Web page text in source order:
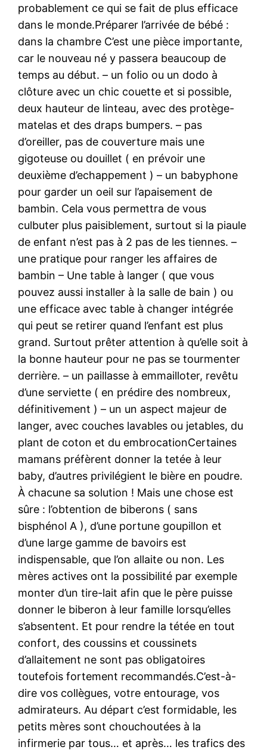
probablement ce qui se fait de plus efficace
dans le monde.Préparer l’arrivée de bébé :
dans la chambre C’est une pièce importante,
car le nouveau né y passera beaucoup de
temps au début. – un folio ou un dodo à
clôture avec un chic couette et si possible,
deux hauteur de linteau, avec des protège-
matelas et des draps bumpers. – pas
d’oreiller, pas de couverture mais une
gigoteuse ou douillet ( en prévoir une
deuxième d’echappement ) – un babyphone
pour garder un oeil sur l’apaisement de
bambin. Cela vous permettra de vous
culbuter plus paisiblement, surtout si la piaule
de enfant n’est pas à 2 pas de les tiennes. –
une pratique pour ranger les affaires de
bambin – Une table à langer ( que vous
pouvez aussi installer à la salle de bain ) ou
une efficace avec table à changer intégrée
qui peut se retirer quand l’enfant est plus
grand. Surtout prêter attention à qu’elle soit à
la bonne hauteur pour ne pas se tourmenter
derrière. – un paillasse à emmailloter, revêtu
d’une serviette ( en prédire des nombreux,
définitivement ) – un un aspect majeur de
langer, avec couches lavables ou jetables, du
plant de coton et du embrocationCertaines
mamans préfèrent donner la tetée à leur
baby, d’autres privilégient le bière en poudre.
À chacune sa solution ! Mais une chose est
sûre : l’obtention de biberons ( sans
bisphénol A ), d’une portune goupillon et
d’une large gamme de bavoirs est
indispensable, que l’on allaite ou non. Les
mères actives ont la possibilité par exemple
monter d’un tire-lait afin que le père puisse
donner le biberon à leur famille lorsqu’elles
s’absentent. Et pour rendre la tétée en tout
confort, des coussins et coussinets
d’allaitement ne sont pas obligatoires
toutefois fortement recommandés.C’est-à-
dire vos collègues, votre entourage, vos
admirateurs. Au départ c’est formidable, les
petits mères sont chouchoutées à la
infirmerie par tous… et après… les trafics des